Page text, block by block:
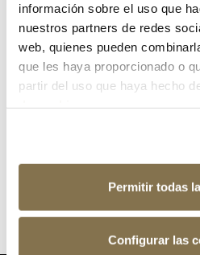
información sobre el uso que
nuestros partners de redes
web, quienes pueden
que les haya proporcionado o
partir del uso que haya hecho
Permitir todas
Configurar las
¿Has olvidado tu contraseña?